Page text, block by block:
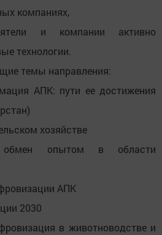
компаниях,
и компании активно
технологии.
темы направления:
АПК: пути ее достижения
хозяйстве
опытом в области
АПК
2030
в животноводстве и